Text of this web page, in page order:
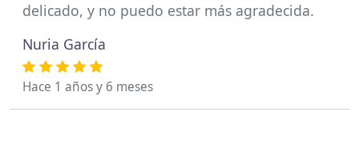
delicado, y no puedo estar más agradecida.
Nuria García
Hace 1 años y 6 meses